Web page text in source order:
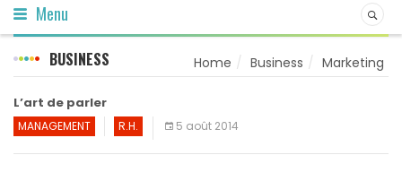
Menu
BUSINESS Home Business Marketing
L’art de parler
MANAGEMENT R.H. 5 août 2014